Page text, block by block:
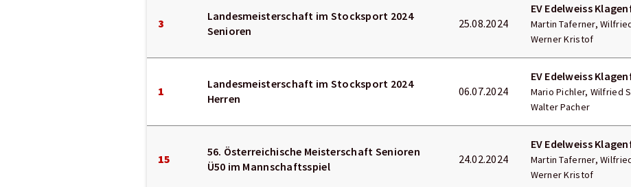
3
Landesmeisterschaft im Stocksport 2024
Senioren
25.08.2024
EV Edelweiss
Martin Taferner,
Werner Kristof
1
Landesmeisterschaft im Stocksport 2024
Herren
06.07.2024
EV Edelweiss
Mario Pichler, Wilfried
Walter Pacher
15
56. Österreichische Meisterschaft Senioren
Ü50 im Mannschaftsspiel
24.02.2024
EV Edelweiss
Martin Taferner,
Werner Kristof